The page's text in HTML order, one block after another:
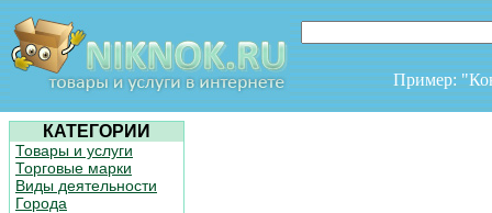
Пример:
КАТЕГОРИИ
Товары и услуги
Торговые марки
Виды деятельности
Города